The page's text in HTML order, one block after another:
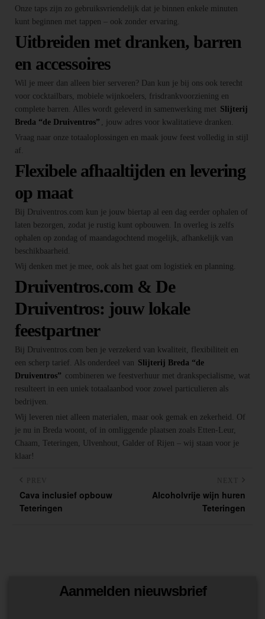
Onze taps zijn zo gebruiksvriendelijk dat je binnen enkele minuten
kunt beginnen met tappen – ook zonder ervaring.
Uitbreiden met dranken, barren
en accessoires
Wil je meer dan alleen bier serveren? Dan kun je bij ons ook terecht
voor cocktailbars, mobiele wijnkoelers, frisdrankvoorziening en
complete barren. Alles wordt geleverd in samenwerking met Slijterij
Breda “de Druiventros”
, jouw adres voor kwalitatieve dranken.
Vraag naar onze totaaloplossingen en maak jouw feest volledig in stijl
af.
Flexibele afhaaltijden en levering
op maat
Bij Druiventros.com kun je jouw biertap al een dag eerder ophalen of
laten bezorgen, zodat je rustig kunt opbouwen. In overleg is zelfs
ophalen op zondag of maandagochtend mogelijk, afhankelijk van
beschikbaarheid.
Wij denken met je mee, ook als het gaat om logistiek en planning.
Druiventros.com & De
Druiventros: jouw lokale
feestpartner
Bij Druiventros.com ben je verzekerd van kwaliteit, flexibiliteit en
een scherp tarief. Als onderdeel van Slijterij Breda “de
Druiventros” combineren we feestverhuur met drankspecialisme, wat
resulteert in een uniek totaalaanbod voor zowel particulieren als
bedrijven.
Wij leveren niet alleen materialen, maar ook gemak en zekerheid. Of
je nu in Breda woont, of in omliggende plaatsen zoals Etten-Leur,
Chaam, Teteringen, Ulvenhout, Galder of Rijen – wij staan voor je
klaar!
PREV
Cava inclusief opbouw
Teteringen
NEXT
Alcoholvrije wijn huren
Teteringen
Aanmelden nieuwsbrief